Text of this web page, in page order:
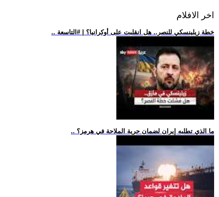
اخر الافلام
.. خطة زيلينسكي للنصر.. هل انقلبت على أوكرانيا؟ | #التاسعة
.. ما الذي تطلبه إيران لضمان حرية الملاحة في هرمز؟